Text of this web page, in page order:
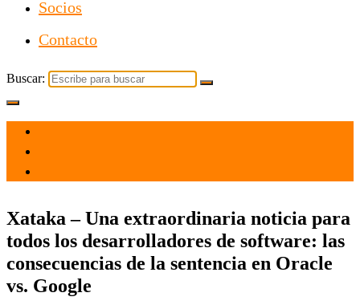
Socios
Contacto
Buscar:
Xataka – Una extraordinaria noticia para
todos los desarrolladores de software: las
consecuencias de la sentencia en Oracle
vs. Google